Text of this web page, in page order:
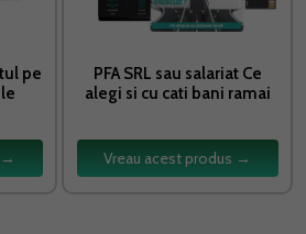
pe
→
PFA SRL sau salariat Ce
alegi si cu cati bani ramai
Vreau acest produs →